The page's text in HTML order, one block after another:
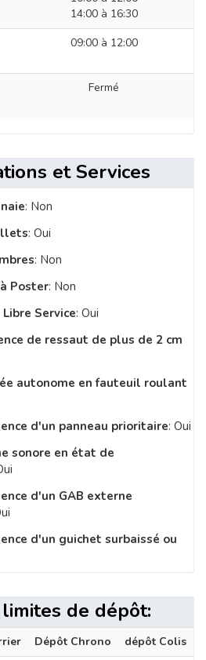
14:00 à 16:30
09:00 à 12:00
Fermé
et Services
: Non
: Oui
: Non
Poster: Non
Service: Oui
de ressaut de plus de 2 cm
autonome en fauteuil roulant
d'un panneau prioritaire: Oui
sonore en état de
d'un GAB externe
d'un guichet surbaissé ou
de dépôt:
Dépôt Chrono
dépôt Colis